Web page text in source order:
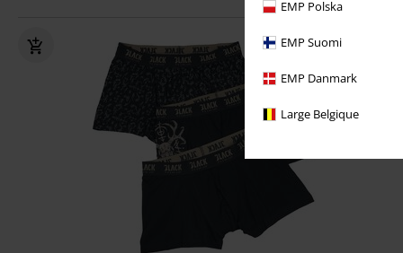
EMP Polska
EMP Suomi
EMP Danmark
Large Belgique